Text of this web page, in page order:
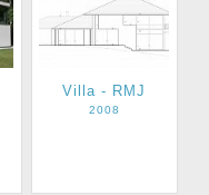
Villa - RMJ
2008